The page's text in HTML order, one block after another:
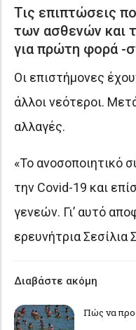
Τις επιπτώσεις
των ασθενών και
για πρώτη φορά -
Οι επιστήμονες
άλλοι νεότεροι.
αλλαγές.
«Το ανοσοποιητικό
την Covid-19 και
γενεών. Γι’ αυτό
ερευνήτρια
Διαβάστε ακόμη
Πώς να